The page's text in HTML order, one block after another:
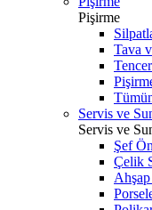
Pişirme
Tava
Servis ve
Servis ve
Şef
Çelik